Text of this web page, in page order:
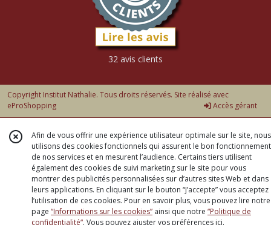
32 avis clients
Copyright Institut Nathalie. Tous droits réservés. Site réalisé avec
eProShopping
Accès gérant
Afin de vous offrir une expérience utilisateur optimale sur le site, nous
utilisons des cookies fonctionnels qui assurent le bon fonctionnement
de nos services et en mesurent l’audience. Certains tiers utilisent
également des cookies de suivi marketing sur le site pour vous
montrer des publicités personnalisées sur d’autres sites Web et dans
leurs applications. En cliquant sur le bouton “J’accepte” vous acceptez
l’utilisation de ces cookies. Pour en savoir plus, vous pouvez lire notre
page “Informations sur les cookies” ainsi que notre “Politique de
confidentialité“. Vous pouvez ajuster vos préférences ici.